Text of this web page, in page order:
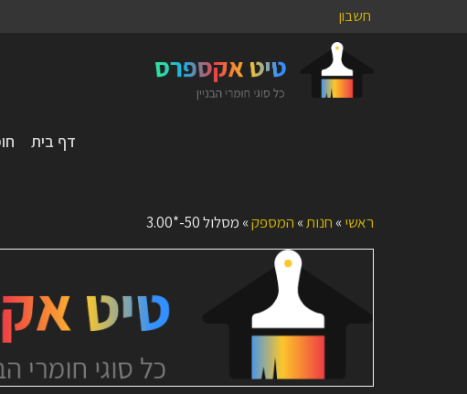
חשבון
דף בית
ראשי» חנות» המספק» מסלול 50-*3.00